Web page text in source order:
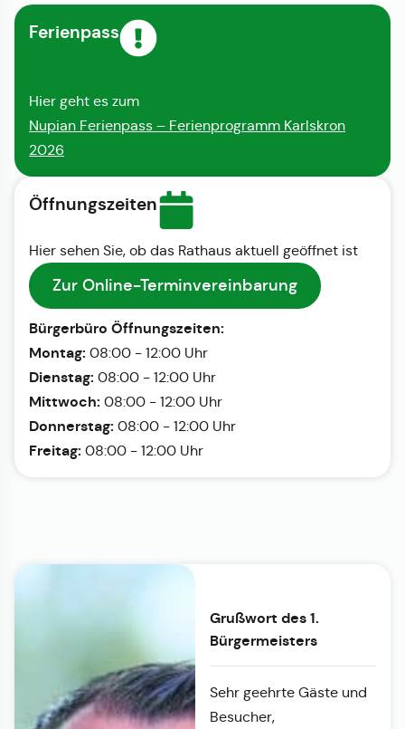
Ferienpass
Hier geht es zum
Nupian Ferienpass – Ferienprogramm Karlskron
2026
Öffnungszeiten
Hier sehen Sie, ob das Rathaus aktuell geöffnet ist
Zur Online-Terminvereinbarung
Bürgerbüro Öffnungszeiten:
Montag: 08:00 - 12:00 Uhr
Dienstag: 08:00 - 12:00 Uhr
Mittwoch: 08:00 - 12:00 Uhr
Donnerstag: 08:00 - 12:00 Uhr
Freitag: 08:00 - 12:00 Uhr
Grußwort des 1.
Bürgermeisters
Sehr geehrte Gäste und
Besucher,